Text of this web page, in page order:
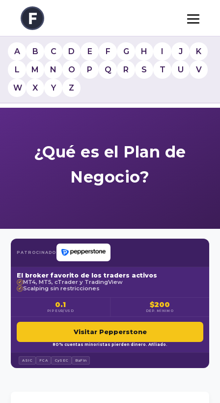
A B C D E F G H I J
K
L
M N O P Q R S T U
V
W
X Y Z
¿Qué es el Plan de
Negocio?
PATROCINADO
El broker favorito de los traders activos
✓ MT4, MT5, cTrader y TradingView
✓ Scalping sin restricciones
0.1
PIP EUR/USD
$200
DEP. MÍNIMO
Visitar Pepperstone
80% cuentas minoristas pierden dinero. Afiliado.
ASIC FCA CySEC BaFin